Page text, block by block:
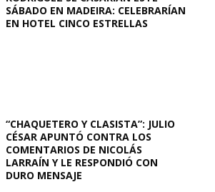
SÁBADO EN MADEIRA: CELEBRARÍAN
EN HOTEL CINCO ESTRELLAS
“CHAQUETERO Y CLASISTA”: JULIO
CÉSAR APUNTÓ CONTRA LOS
COMENTARIOS DE NICOLÁS
LARRAÍN Y LE RESPONDIÓ CON
DURO MENSAJE